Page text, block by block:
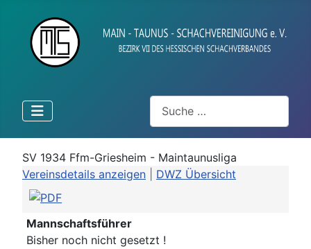
Suchen
SV 1934 Ffm-Griesheim - Maintaunusliga
Vereinsdetails anzeigen
DWZ Übersicht
Mannschaftsführer
Bisher noch nicht gesetzt !